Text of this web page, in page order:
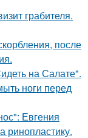
грабителя.
после
на Салате".
ноги перед
Евгения
ринопластику.